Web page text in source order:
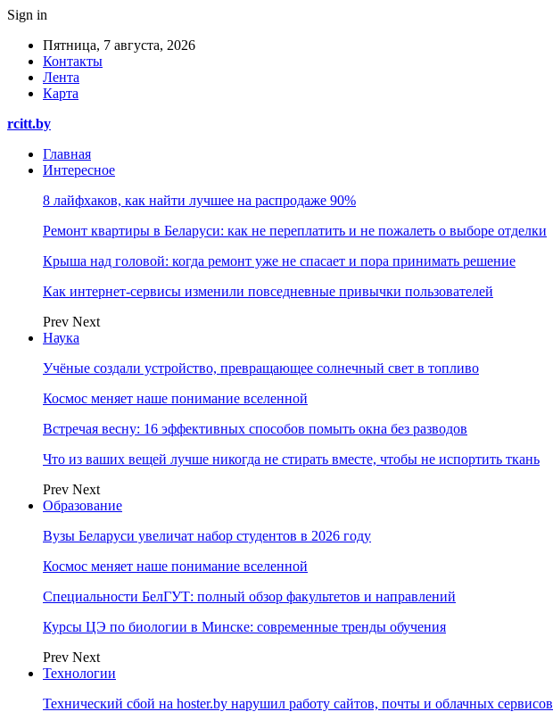
Sign in
Пятница, 7 августа, 2026
Контакты
Лента
Карта
rcitt.by
Главная
Интересное
8 лайфхаков, как найти лучшее на распродаже 90%
Ремонт квартиры в Беларуси: как не переплатить и не пожалеть о выборе отделки
Крыша над головой: когда ремонт уже не спасает и пора принимать решение
Как интернет-сервисы изменили повседневные привычки пользователей
Prev Next
Наука
Учёные создали устройство, превращающее солнечный свет в топливо
Космос меняет наше понимание вселенной
Встречая весну: 16 эффективных способов помыть окна без разводов
Что из ваших вещей лучше никогда не стирать вместе, чтобы не испортить ткань
Prev Next
Образование
Вузы Беларуси увеличат набор студентов в 2026 году
Космос меняет наше понимание вселенной
Специальности БелГУТ: полный обзор факультетов и направлений
Курсы ЦЭ по биологии в Минске: современные тренды обучения
Prev Next
Технологии
Технический сбой на hoster.by нарушил работу сайтов, почты и облачных сервисов